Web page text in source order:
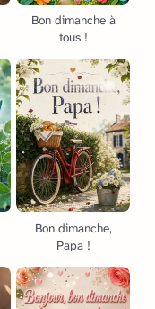
Bon dimanche à
tous !
Bon dimanche,
Papa !